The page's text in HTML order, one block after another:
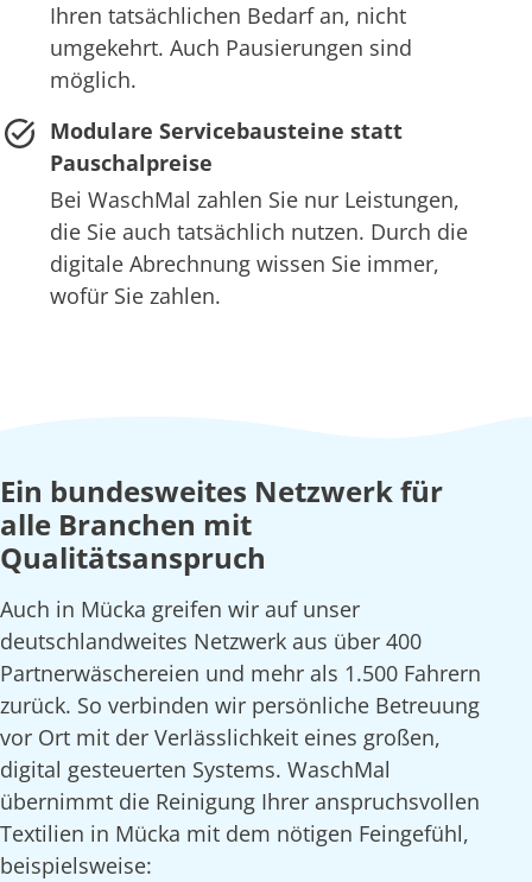
Ihren tatsächlichen Bedarf an, nicht
umgekehrt. Auch Pausierungen sind
möglich.
Modulare Servicebausteine statt
Pauschalpreise
Bei WaschMal zahlen Sie nur Leistungen,
die Sie auch tatsächlich nutzen. Durch die
digitale Abrechnung wissen Sie immer,
wofür Sie zahlen.
Ein bundesweites Netzwerk für
alle Branchen mit
Qualitätsanspruch
Auch in Mücka greifen wir auf unser
deutschlandweites Netzwerk aus über 400
Partnerwäschereien und mehr als 1.500 Fahrern
zurück. So verbinden wir persönliche Betreuung
vor Ort mit der Verlässlichkeit eines großen,
digital gesteuerten Systems. WaschMal
übernimmt die Reinigung Ihrer anspruchsvollen
Textilien in Mücka mit dem nötigen Feingefühl,
beispielsweise: